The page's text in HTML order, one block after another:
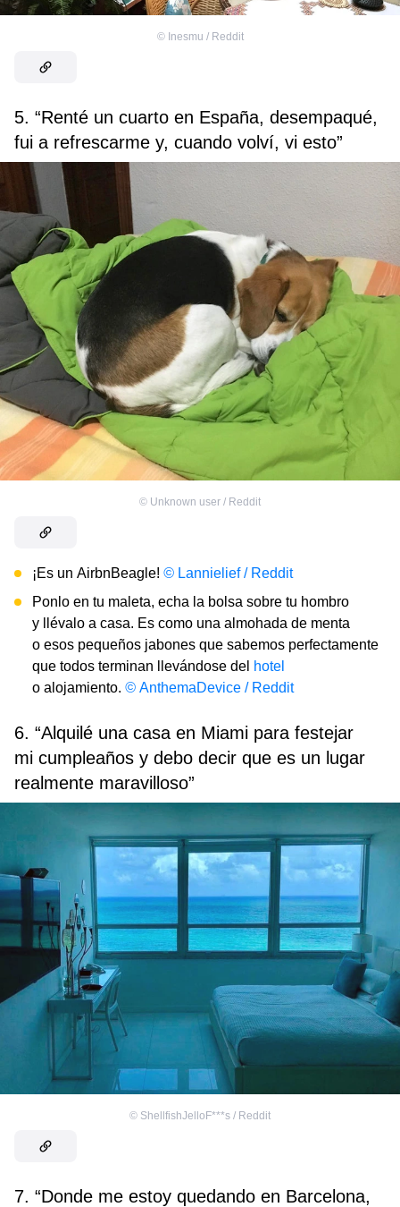
© Inesmu / Reddit
5. “Renté un cuarto en España, desempaqué,
fui a refrescarme y, cuando volví, vi esto”
© Unknown user / Reddit
¡Es un AirbnBeagle! © Lannielief / Reddit
Ponlo en tu maleta, echa la bolsa sobre tu hombro
y llévalo a casa. Es como una almohada de menta
o esos pequeños jabones que sabemos perfectamente
que todos terminan llevándose del hotel
o alojamiento. © AnthemaDevice / Reddit
6. “Alquilé una casa en Miami para festejar
mi cumpleaños y debo decir que es un lugar
realmente maravilloso”
© ShellfishJelloF***s / Reddit
7. “Donde me estoy quedando en Barcelona,